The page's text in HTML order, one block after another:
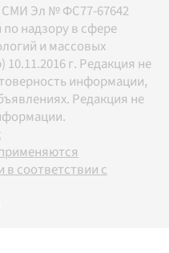
СМИ Эл № ФС77-67642
надзору в сфере
и массовых
г. Редакция не
информации,
Редакция не
соответствии с